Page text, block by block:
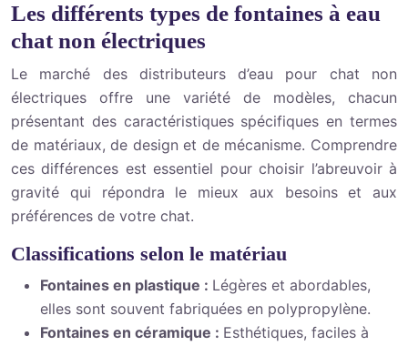
Les différents types de fontaines à eau
chat non électriques
Le marché des distributeurs d’eau pour chat non
électriques offre une variété de modèles, chacun
présentant des caractéristiques spécifiques en termes
de matériaux, de design et de mécanisme. Comprendre
ces différences est essentiel pour choisir l’abreuvoir à
gravité qui répondra le mieux aux besoins et aux
préférences de votre chat.
Classifications selon le matériau
Fontaines en plastique : Légères et abordables,
elles sont souvent fabriquées en polypropylène.
Fontaines en céramique : Esthétiques, faciles à